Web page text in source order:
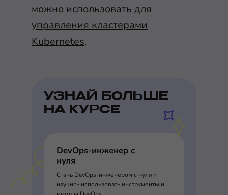
можно использовать для
управления кластерами
Kubernetes.
УЗНАЙ БОЛЬШЕ
НА КУРСЕ
DevOps-инженер с
нуля
Стань DevOps-инженером с нуля и
научись использовать инструменты и